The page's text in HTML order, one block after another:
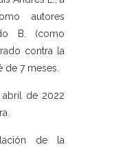
autores
B. (como
contra la
de 7 meses.
de 2022
de la